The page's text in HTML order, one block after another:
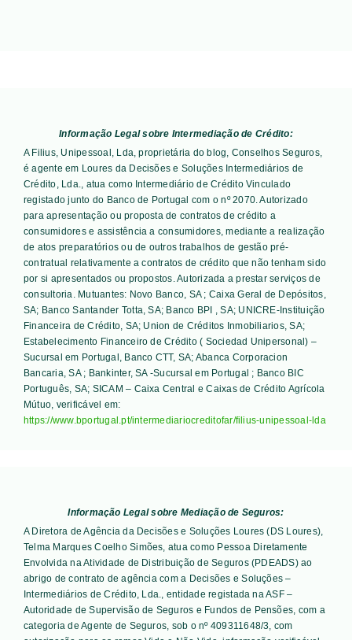
Informação Legal sobre Intermediação de Crédito:
A Filius, Unipessoal, Lda, proprietária do blog, Conselhos Seguros,
é agente em Loures da Decisões e Soluções Intermediários de
Crédito, Lda., atua como Intermediário de Crédito Vinculado
registado junto do Banco de Portugal com o nº 2070. Autorizado
para apresentação ou proposta de contratos de crédito a
consumidores e assistência a consumidores, mediante a realização
de atos preparatórios ou de outros trabalhos de gestão pré-
contratual relativamente a contratos de crédito que não tenham sido
por si apresentados ou propostos. Autorizada a prestar serviços de
consultoria. Mutuantes: Novo Banco, SA ; Caixa Geral de Depósitos,
SA; Banco Santander Totta, SA; Banco BPI , SA; UNICRE-Instituição
Financeira de Crédito, SA; Union de Créditos Inmobiliarios, SA;
Estabelecimento Financeiro de Crédito ( Sociedad Unipersonal) –
Sucursal em Portugal, Banco CTT, SA; Abanca Corporacion
Bancaria, SA ; Bankinter, SA -Sucursal em Portugal ; Banco BIC
Português, SA; SICAM – Caixa Central e Caixas de Crédito Agrícola
Mútuo , verificável em:
https://www.bportugal.pt/intermediariocreditofar/filius-unipessoal-lda
Informação Legal sobre Mediação de Seguros:
A Diretora de Agência da Decisões e Soluções Loures (DS Loures),
Telma Marques Coelho Simões, atua como Pessoa Diretamente
Envolvida na Atividade de Distribuição de Seguros (PDEADS) ao
abrigo de contrato de agência com a Decisões e Soluções –
Intermediários de Crédito, Lda., entidade registada na ASF –
Autoridade de Supervisão de Seguros e Fundos de Pensões, com a
categoria de Agente de Seguros, sob o nº 409311648/3, com